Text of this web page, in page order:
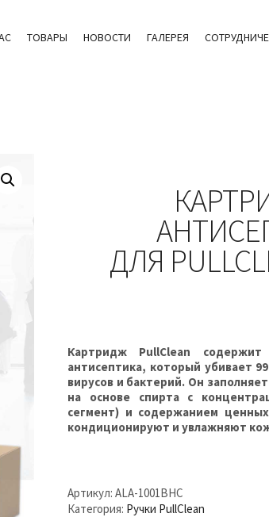
ТОВАРЫ НОВОСТИ ГАЛЕРЕЯ
ДЛЯ
Картридж PullClean
антисептика, который убивает
вирусов и бактерий. Он
на основе спирта с
сегмент) и содержанием
кондиционируют и увлажняют
Артикул:ALA-1001BHC
Категория: Ручки PullClean